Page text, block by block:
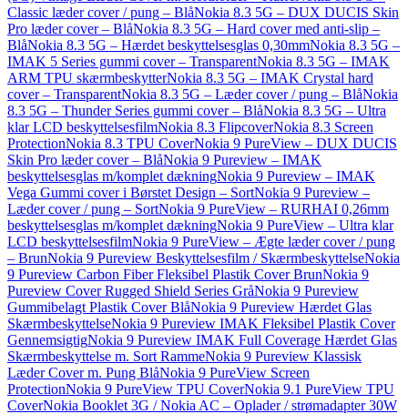
Classic læder cover / pung – BlåNokia 8.3 5G – DUX DUCIS Skin
Pro læder cover – BlåNokia 8.3 5G – Hard cover med anti-slip –
BlåNokia 8.3 5G – Hærdet beskyttelsesglas 0,30mmNokia 8.3 5G –
IMAK 5 Series gummi cover – TransparentNokia 8.3 5G – IMAK
ARM TPU skærmbeskytterNokia 8.3 5G – IMAK Crystal hard
cover – TransparentNokia 8.3 5G – Læder cover / pung – BlåNokia
8.3 5G – Thunder Series gummi cover – BlåNokia 8.3 5G – Ultra
klar LCD beskyttelsesfilmNokia 8.3 FlipcoverNokia 8.3 Screen
ProtectionNokia 8.3 TPU CoverNokia 9 PureView – DUX DUCIS
Skin Pro læder cover – BlåNokia 9 Pureview – IMAK
beskyttelsesglas m/komplet dækningNokia 9 Pureview – IMAK
Vega Gummi cover i Børstet Design – SortNokia 9 Pureview –
Læder cover / pung – SortNokia 9 PureView – RURHAI 0,26mm
beskyttelsesglas m/komplet dækningNokia 9 PureView – Ultra klar
LCD beskyttelsesfilmNokia 9 PureView – Ægte læder cover / pung
– BrunNokia 9 Pureview Beskyttelsesfilm / SkærmbeskyttelseNokia
9 Pureview Carbon Fiber Fleksibel Plastik Cover BrunNokia 9
Pureview Cover Rugged Shield Series GråNokia 9 Pureview
Gummibelagt Plastik Cover BlåNokia 9 Pureview Hærdet Glas
SkærmbeskyttelseNokia 9 Pureview IMAK Fleksibel Plastik Cover
GennemsigtigNokia 9 Pureview IMAK Full Coverage Hærdet Glas
Skærmbeskyttelse m. Sort RammeNokia 9 Pureview Klassisk
Læder Cover m. Pung BlåNokia 9 PureView Screen
ProtectionNokia 9 PureView TPU CoverNokia 9.1 PureView TPU
CoverNokia Booklet 3G / Nokia AC – Oplader / strømadapter 30W